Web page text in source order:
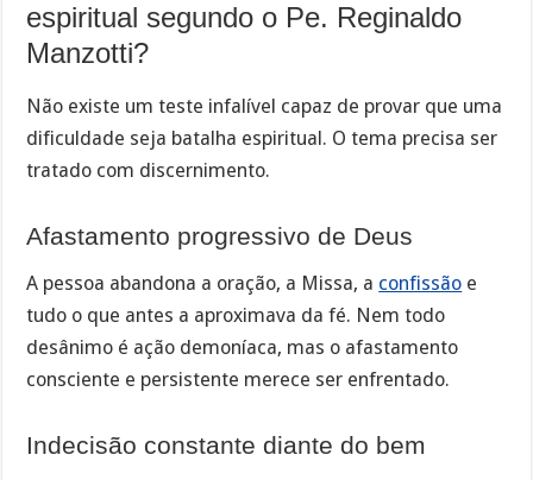
espiritual segundo o Pe. Reginaldo
Manzotti?
Não existe um teste infalível capaz de provar que uma
dificuldade seja batalha espiritual. O tema precisa ser
tratado com discernimento.
Afastamento progressivo de Deus
A pessoa abandona a oração, a Missa, a confissão e
tudo o que antes a aproximava da fé. Nem todo
desânimo é ação demoníaca, mas o afastamento
consciente e persistente merece ser enfrentado.
Indecisão constante diante do bem